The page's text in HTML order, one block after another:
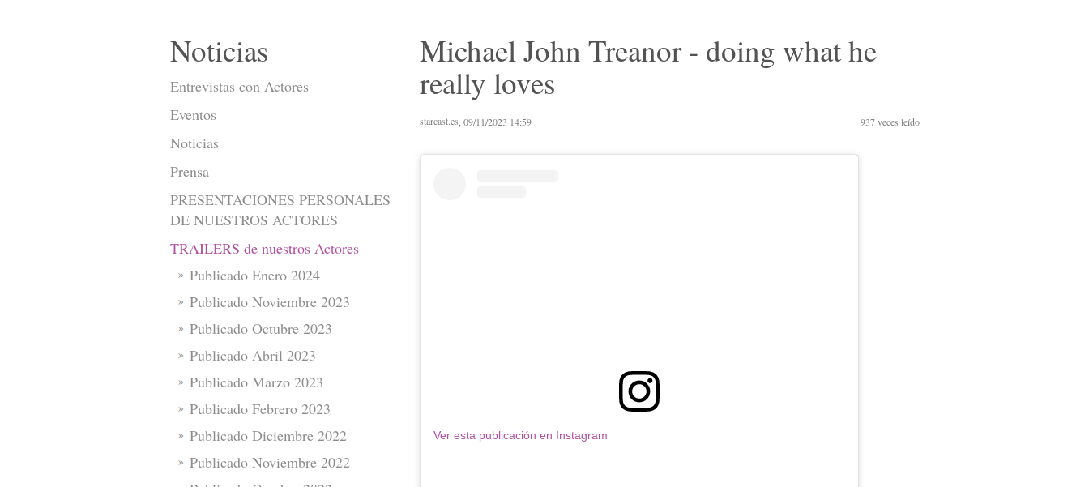
Michael John Treanor - doing what he
really loves
starcast.es , 09/11/2023 14:59 937veces leído
Ver esta publicación en Instagram
Noticias
Entrevistas con Actores
Eventos
Noticias
Prensa
PRESENTACIONES PERSONALES
DE NUESTROS ACTORES
TRAILERS de nuestros Actores
Publicado Enero 2024
Publicado Noviembre 2023
Publicado Octubre 2023
Publicado Abril 2023
Publicado Marzo 2023
Publicado Febrero 2023
Publicado Diciembre 2022
Publicado Noviembre 2022